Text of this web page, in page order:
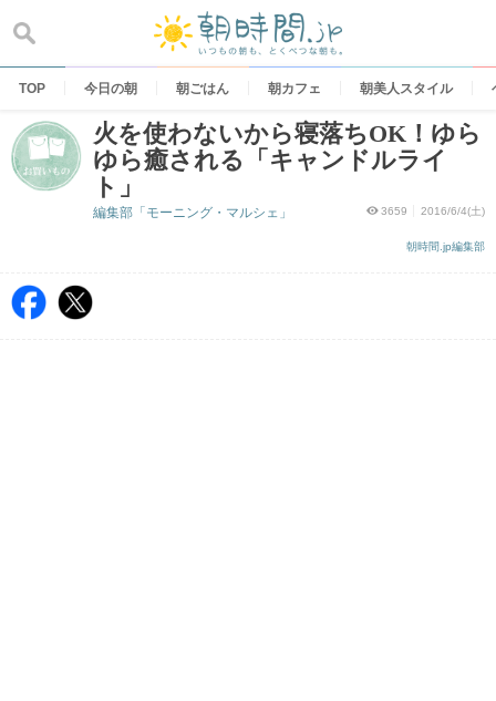
content
TOP 今日の朝 朝ごはん 朝カフェ 朝美人スタイル
火を使わないから寝落ちOK！ゆら
ゆら癒される「キャンドルライ
ト」
3659 2016/6/4(土)
朝時間.jp編集部
編集部「モーニング・マルシェ」